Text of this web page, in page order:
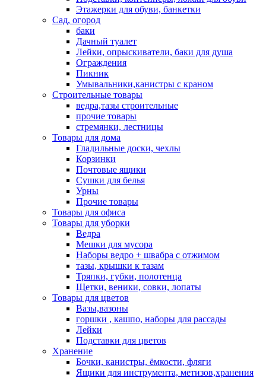
Этажерки для обуви, банкетки
Сад, огород
баки
Дачный туалет
Лейки, опрыскиватели, баки для душа
Ограждения
Пикник
Умывальники,канистры с краном
Строительные товары
ведра,тазы строительные
прочие товары
стремянки, лестницы
Товары для дома
Гладильные доски, чехлы
Корзинки
Почтовые ящики
Сушки для белья
Урны
Прочие товары
Товары для офиса
Товары для уборки
Ведра
Мешки для мусора
Наборы ведро + швабра с отжимом
тазы, крышки к тазам
Тряпки, губки, полотенца
Щетки, веники, совки, лопаты
Товары для цветов
Вазы,вазоны
горшки , кашпо, наборы для рассады
Лейки
Подставки для цветов
Хранение
Бочки, канистры, ёмкости, фляги
Ящики для инструмента, метизов,хранения